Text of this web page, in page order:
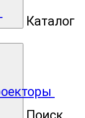
Каталог